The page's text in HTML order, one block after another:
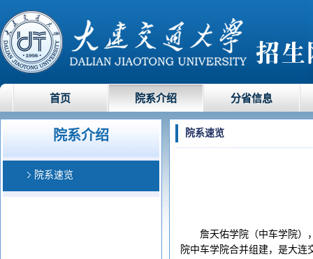
首页 院系介绍 分省信息
院系介绍
院系速览
院系速览
詹天佑学院（中车学院）
院中车学院合并组建，是大